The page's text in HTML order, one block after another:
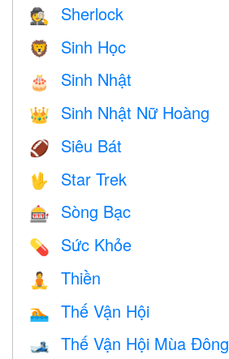
🕵️ Sherlock
🦁 Sinh Học
🎂 Sinh Nhật
👑 Sinh Nhật Nữ Hoàng
🏈 Siêu Bát
🖖 Star Trek
🎰 Sòng Bạc
💊 Sức Khỏe
🧘 Thiền
🏊 Thế Vận Hội
🎿 Thế Vận Hội Mùa Đông